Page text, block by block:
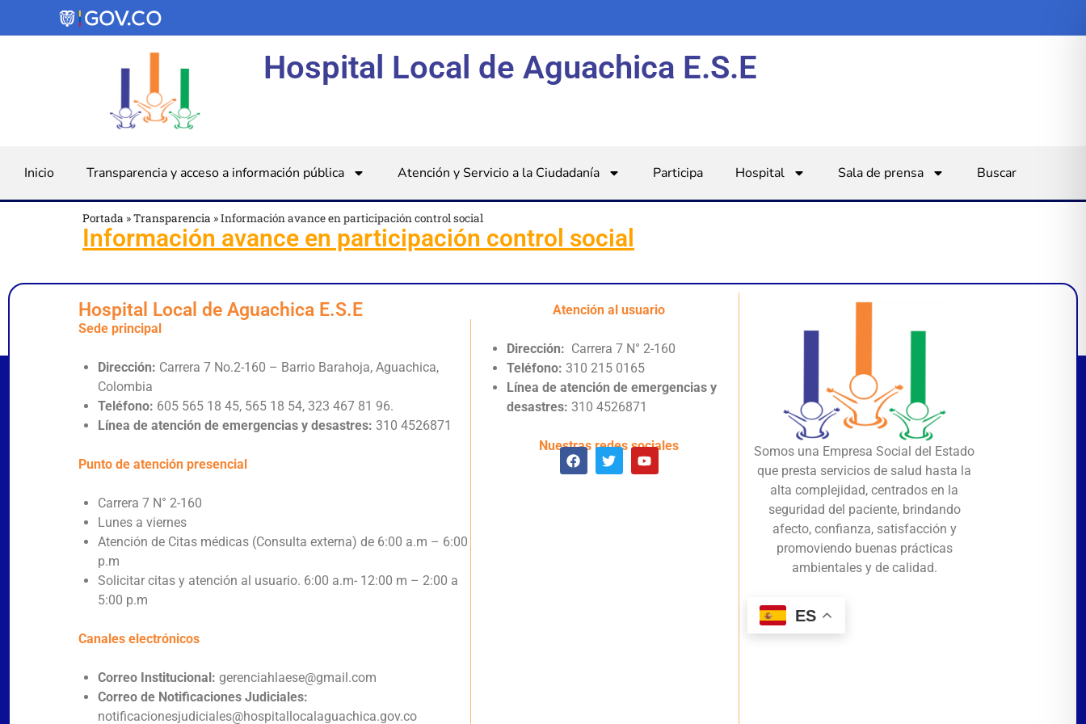
Hospital Local de Aguachica E.S.E
Inicio Transparencia y acceso a información pública Atención y Servicio a la Ciudadanía Participa Hospital Sala de prensa Buscar
Portada »Transparencia »Información avance en participación control social
Información avance en participación control social
Hospital Local de Aguachica E.S.E
Sede principal
Dirección: Carrera 7 No.2-160 – Barrio Barahoja, Aguachica,
Colombia
Teléfono: 605 565 18 45, 565 18 54, 323 467 81 96.
Línea de atención de emergencias y desastres: 310 4526871
Punto de atención presencial
Carrera 7 N° 2-160
Lunes a viernes
Atención de Citas médicas (Consulta externa) de 6:00 a.m – 6:00
p.m
Solicitar citas y atención al usuario. 6:00 a.m- 12:00 m – 2:00 a
5:00 p.m
Canales electrónicos
Correo Institucional: gerenciahlaese@gmail.com
Correo de Notificaciones Judiciales:
notificacionesjudiciales@hospitallocalaguachica.gov.co
Atención al usuario
Dirección: Carrera 7 N° 2-160
Teléfono: 310 215 0165
Línea de atención de emergencias y
desastres: 310 4526871
Nuestras redes sociales
Somos una Empresa Social del Estado
que presta servicios de salud hasta la
alta complejidad, centrados en la
seguridad del paciente, brindando
afecto, confianza, satisfacción y
promoviendo buenas prácticas
ambientales y de calidad.
ES